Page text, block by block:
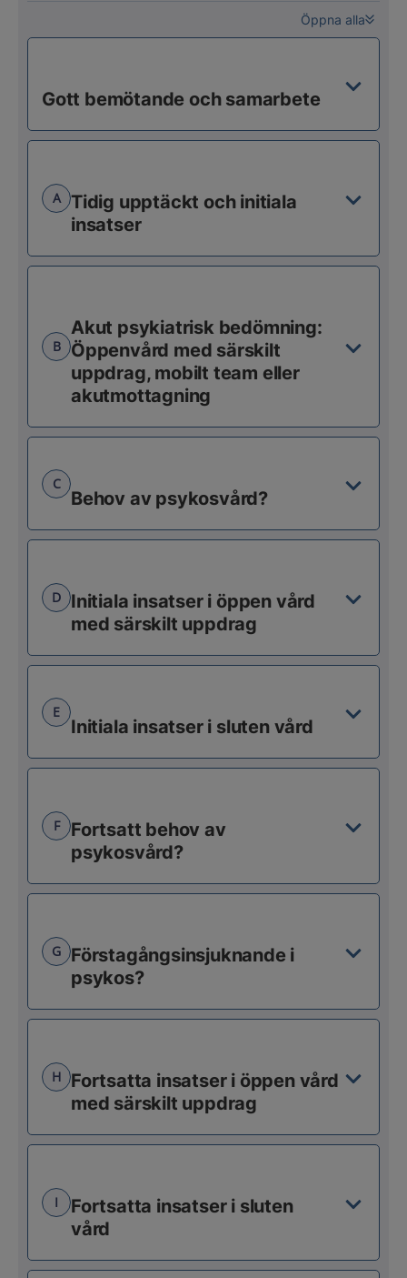
Öppna alla
Gott bemötande och samarbete
A
Tidig upptäckt och initiala
insatser
B
Akut psykiatrisk bedömning:
Öppenvård med särskilt
uppdrag, mobilt team eller
akutmottagning
C
Behov av psykosvård?
D
Initiala insatser i öppen vård
med särskilt uppdrag
E
Initiala insatser i sluten vård
F
Fortsatt behov av
psykosvård?
G
Förstagångsinsjuknande i
psykos?
H
Fortsatta insatser i öppen vård
med särskilt uppdrag
I
Fortsatta insatser i sluten
vård